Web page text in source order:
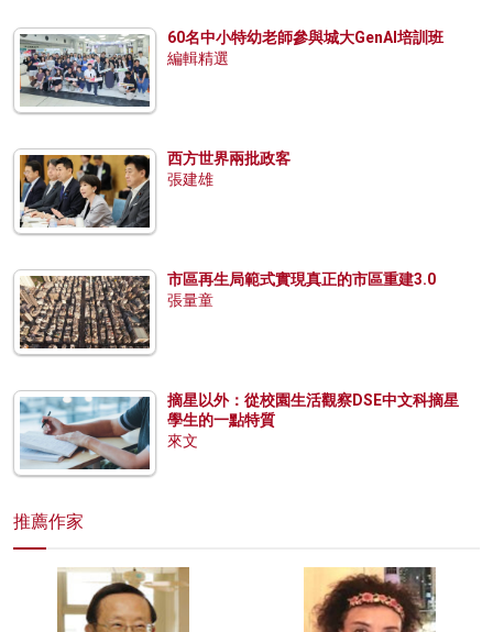
60名中小特幼老師參與城大GenAI培訓班
編輯精選
西方世界兩批政客
張建雄
市區再生局範式實現真正的市區重建3.0
張量童
摘星以外：從校園生活觀察DSE中文科摘星
學生的一點特質
來文
推薦作家